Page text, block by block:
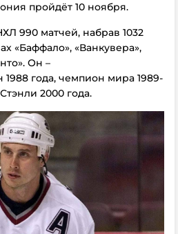
пройдёт 10 ноября.
990 матчей, набрав 1032
«Баффало», «Ванкувера»,
Он –
года, чемпион мира 1989-
2000 года.